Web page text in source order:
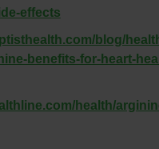
effects
blog/
benefits-for-heart-
health/